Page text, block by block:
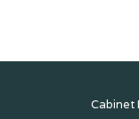
Cabinet